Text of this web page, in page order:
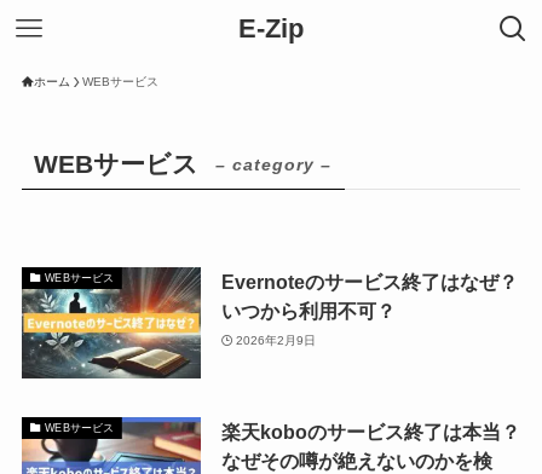
E-Zip
ホーム WEBサービス
WEBサービス – category –
WEBサービス
Evernoteのサービス終了はなぜ？
いつから利用不可？
2026年2月9日
WEBサービス
楽天koboのサービス終了は本当？
なぜその噂が絶えないのかを検